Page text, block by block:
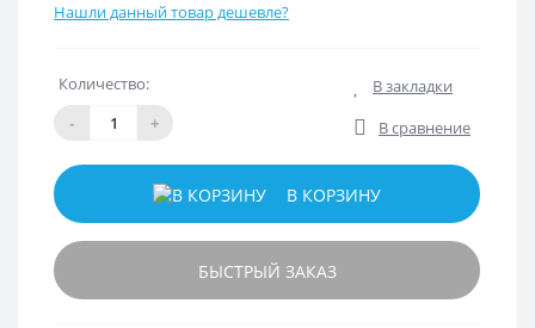
Нашли данный товар дешевле?
Количество:
- +
В закладки
В сравнение
В КОРЗИНУ
БЫСТРЫЙ ЗАКАЗ